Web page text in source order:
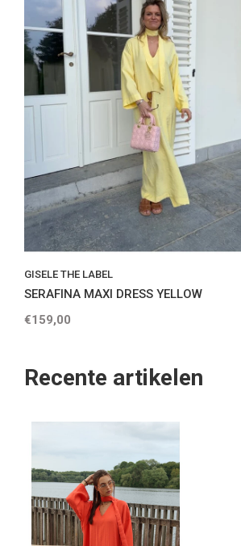
GISELE THE LABEL
SERAFINA MAXI DRESS YELLOW
€159,00
Recente artikelen